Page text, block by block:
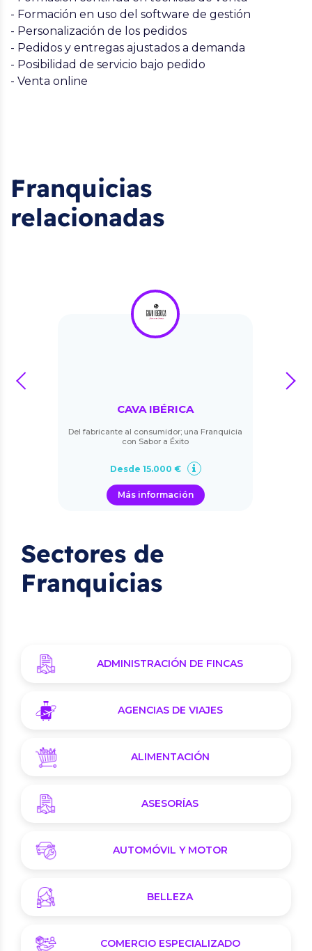
- Formación en uso del software de gestión
- Personalización de los pedidos
- Pedidos y entregas ajustados a demanda
- Posibilidad de servicio bajo pedido
- Venta online
Franquicias
relacionadas
CAVA IBÉRICA
Del fabricante al consumidor; una Franquicia
con Sabor a Éxito
Desde 15.000 €
Más información
prev next
Sectores de
Franquicias
ADMINISTRACIÓN DE FINCAS
AGENCIAS DE VIAJES
ALIMENTACIÓN
ASESORÍAS
AUTOMÓVIL Y MOTOR
BELLEZA
COMERCIO ESPECIALIZADO